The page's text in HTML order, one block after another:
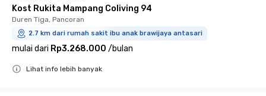
Kost Rukita Mampang Coliving 94
Duren Tiga, Pancoran
2.7 km dari rumah sakit ibu anak brawijaya antasari
mulai dari Rp3.268.000 /bulan
Lihat info lebih banyak